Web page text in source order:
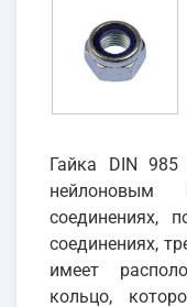
Гайка DIN
нейлоновым
соединениях,
соединениях,
имеет
кольцо,